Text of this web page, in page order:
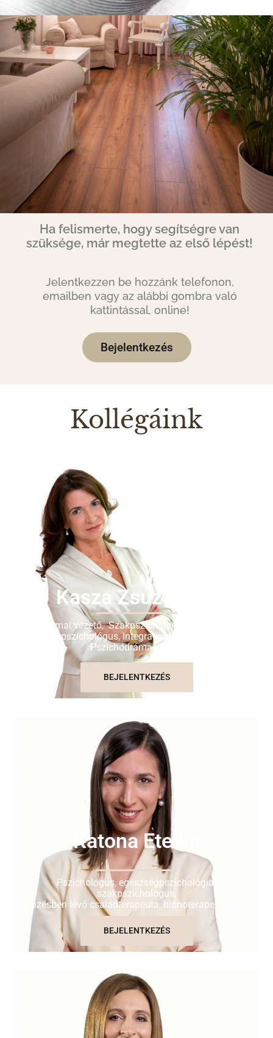
Ha felismerte, hogy segítségre van
szüksége, már megtette az első lépést!
Jelentkezzen be hozzánk telefonon,
emailben vagy az alábbi gombra való
kattintással, online!
Bejelentkezés
Kollégáink
Kasza Zsuzsanna
Szakmai vezető, Szakpszichoterapeuta, Klinikai
szakpszichológus, Integratív hipnoterapeuta,
Pszichodráma vezető
BEJELENTKEZÉS
Katona Etelka
Pszichológus, egészségpszichológiai
szakpszichológus,
képzésben lévő családterapeuta, hipnoterapeuta jelölt
BEJELENTKEZÉS